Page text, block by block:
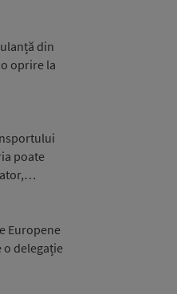
din
oprire la
poate
Europene
o delegație